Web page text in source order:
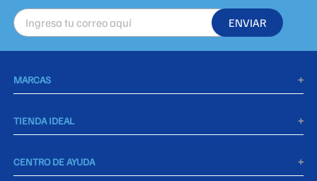
ENVIAR
MARCAS +
Agua De Piedra
Fuchs
TIENDA IDEAL +
Política de privacidad
CENTRO DE AYUDA +